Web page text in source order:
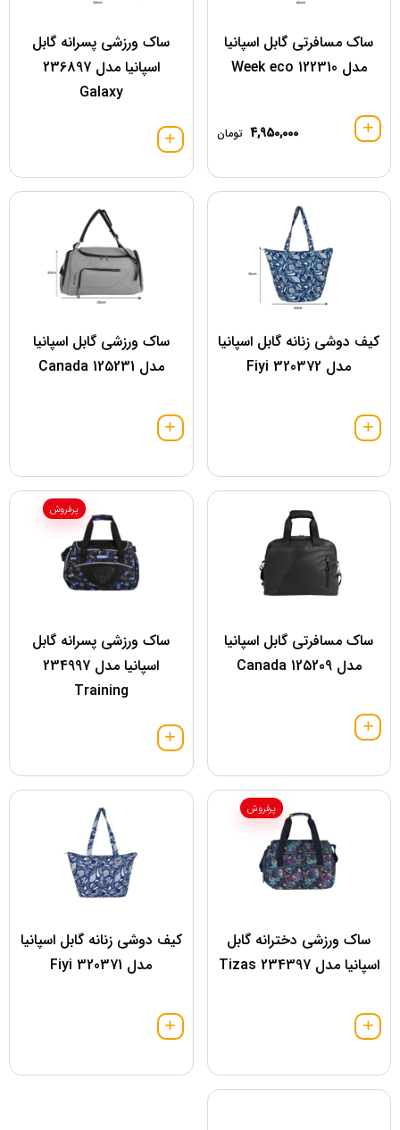
ساک مسافرتی گابل اسپانیا
مدل 122310 Week eco
4,950,000 تومان
ساک ورزشی پسرانه گابل
اسپانیا مدل 236897
Galaxy
کیف دوشی زنانه گابل اسپانیا
مدل 320372 Fiyi
ساک ورزشی گابل اسپانیا
مدل 125231 Canada
ساک مسافرتی گابل اسپانیا
مدل 125209 Canada
ساک ورزشی پسرانه گابل
اسپانیا مدل 234997
Training
پرفروش
ساک ورزشی دخترانه گابل
اسپانیا مدل 234397 Tizas
پرفروش
کیف دوشی زنانه گابل اسپانیا
مدل 320371 Fiyi